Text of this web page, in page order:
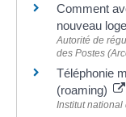
Comment
nouveau
Autorité de
des Postes
Téléphonie
(roaming)
Institut national